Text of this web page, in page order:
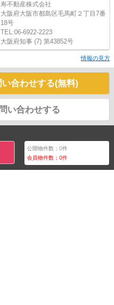
寿不動産株式会社
大阪府大阪市都島区毛馬町２丁目7番
18号
TEL:06-6922-2223
大阪府知事 (7) 第43852号
情報の見方
合わせする(無料)
い合わせする
公開物件数：0件
会員物件数：0件